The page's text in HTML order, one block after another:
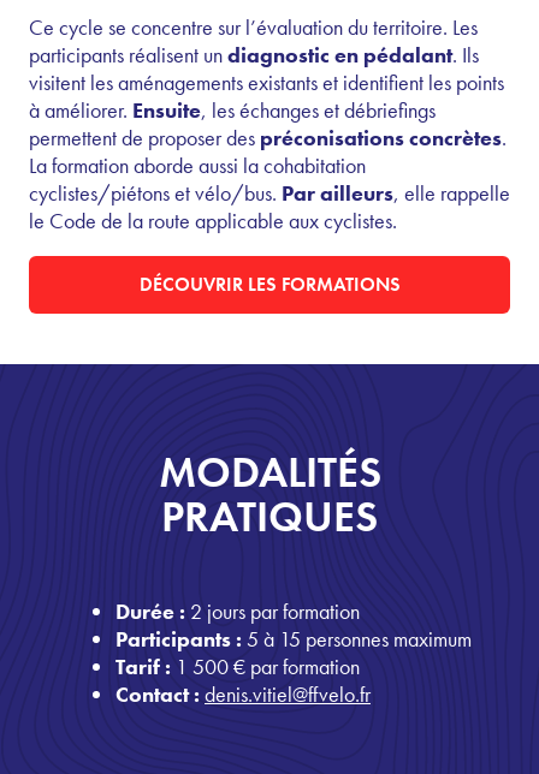
Ce cycle se concentre sur l’évaluation du territoire. Les
participants réalisent undiagnostic en pédalant. Ils
visitent les aménagements existants et identifient les points
à améliorer. Ensuite, les échanges et débriefings
permettent de proposer des préconisations concrètes.
La formation aborde aussi la cohabitation
cyclistes/piétons et vélo/bus. Par ailleurs, elle rappelle
le Code de la route applicable aux cyclistes.
DÉCOUVRIR LES FORMATIONS
MODALITÉS
PRATIQUES
Durée : 2 jours par formation
Participants : 5 à 15 personnes maximum
Tarif : 1 500 € par formation
Contact :denis.vitiel@ffvelo.fr